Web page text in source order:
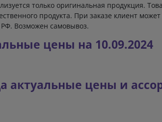
только оригинальная продукция.
продукта. При заказе клиент
Возможен самовывоз.
цены на 10.09.2024
актуальные цены и